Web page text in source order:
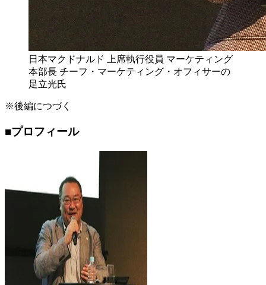
日本マクドナルド 上席執行役員 マーケティング
本部長 チーフ・マーケティング・オフィサーの
足立光氏
※後編につづく
■プロフィール